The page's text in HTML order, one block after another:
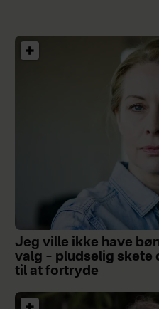
Jeg ville ikke have
valg – pludselig skete
til at fortryde